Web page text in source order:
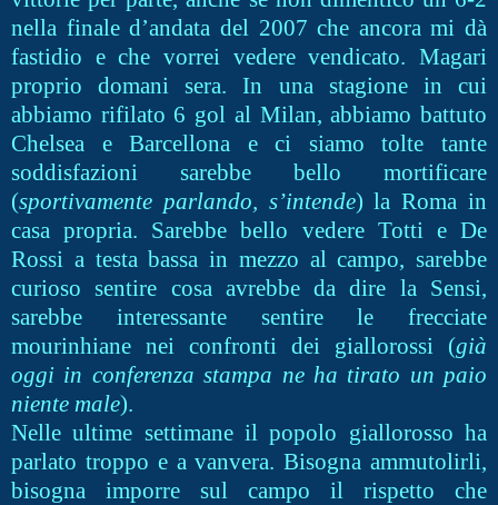
nella finale d’andata del 2007 che ancora mi dà
fastidio e che vorrei vedere vendicato. Magari
proprio domani sera. In una stagione in cui
abbiamo rifilato 6 gol al Milan, abbiamo battuto
Chelsea e Barcellona e ci siamo tolte tante
soddisfazioni sarebbe bello mortificare
(sportivamente parlando, s’intende) la Roma in
casa propria. Sarebbe bello vedere Totti e De
Rossi a testa bassa in mezzo al campo, sarebbe
curioso sentire cosa avrebbe da dire la Sensi,
sarebbe interessante sentire le frecciate
mourinhiane nei confronti dei giallorossi (già
oggi in conferenza stampa ne ha tirato un paio
niente male).
Nelle ultime settimane il popolo giallorosso ha
parlato troppo e a vanvera. Bisogna ammutolirli,
bisogna imporre sul campo il rispetto che